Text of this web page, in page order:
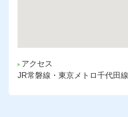
アクセス
JR常磐線・東京メトロ千代